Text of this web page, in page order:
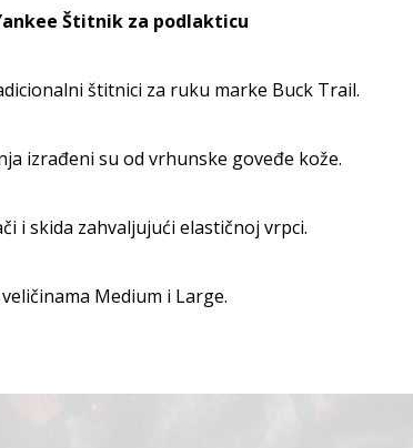
Štitnik za podlakticu
štitnici za ruku marke Buck Trail.
izrađeni su od vrhunske goveđe kože.
i skida zahvaljujući elastičnoj vrpci.
Medium i Large.